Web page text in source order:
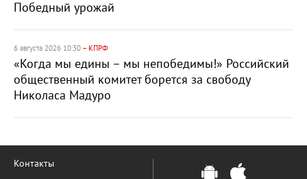
Победный урожай
6 августа 2026 10:30 – КПРФ
«Когда мы едины – мы непобедимы!» Российский
общественный комитет борется за свободу
Николаса Мадуро
Контакты